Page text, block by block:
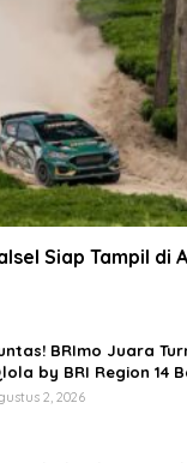
Siap Tampil di
BRImo Juara
by BRI Region 14
2, 2026